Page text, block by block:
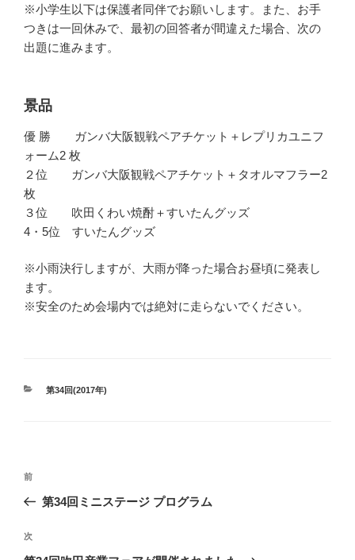
※小学生以下は保護者同伴でお願いします。また、お手
つきは一回休みで、最初の回答者が間違えた場合、次の
出題に進みます。
景品
優 勝 ガンバ大阪観戦ペアチケット＋レプリカユニフ
ォーム2 枚
２位 ガンバ大阪観戦ペアチケット＋タオルマフラー2
枚
３位 吹田くわい焼酎＋すいたんグッズ
4・5位 すいたんグッズ
※小雨決行しますが、大雨が降った場合お昼頃に発表し
ます。
※安全のため会場内では絶対に走らないでください。
カ
第34回(2017年)
投
ビ
前
の
稿
前
第34回ミニステージ プログラム
次
の
次